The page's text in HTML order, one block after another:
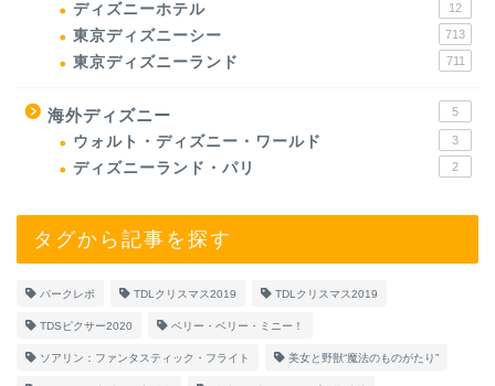
ディズニーホテル 12
東京ディズニーシー 713
東京ディズニーランド 711
海外ディズニー 5
ウォルト・ディズニー・ワールド 3
ディズニーランド・パリ 2
タグから記事を探す
パークレポ TDLクリスマス2019 TDLクリスマス2019
TDSピクサー2020 ベリー・ベリー・ミニー！
ソアリン：ファンタスティック・フライト 美女と野獣“魔法のものがたり”